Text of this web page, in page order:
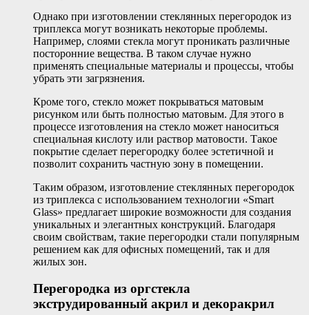
Однако при изготовлении стеклянных перегородок из
триплекса могут возникать некоторые проблемы.
Например, слоями стекла могут проникать различные
посторонние вещества. В таком случае нужно
применять специальные материалы и процессы, чтобы
убрать эти загрязнения.
Кроме того, стекло может покрываться матовым
рисунком или быть полностью матовым. Для этого в
процессе изготовления на стекло может наноситься
специальная кислоту или раствор матовости. Такое
покрытие сделает перегородку более эстетичной и
позволит сохранить частную зону в помещении.
Таким образом, изготовление стеклянных перегородок
из триплекса с использованием технологии «Smart
Glass» предлагает широкие возможности для создания
уникальных и элегантных конструкций. Благодаря
своим свойствам, такие перегородки стали популярным
решением как для офисных помещений, так и для
жилых зон.
Перегородка из оргстекла
экструдированный акрил и декоракрил